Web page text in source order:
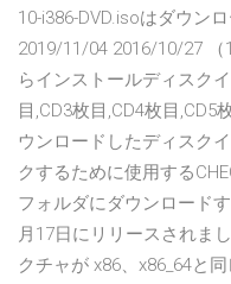
10-i386-DVD.isoはダウン
2019/11/04 2016/10/27
らインストールディスク
目,CD3枚目,CD4枚目
ウンロードしたディスク
クするために使用する
フォルダにダウンロード
月17日にリリースされま
クチャが x86、x86_64と